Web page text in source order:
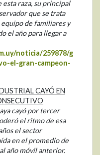
esta raza, su principal
que se trata
de familiares y
el año para llegar a
noticia/259878/g
el-gran-campeon-
CAYÓ EN
cayó por tercer
el ritmo de esa
el sector
en el promedio de
año móvil anterior.